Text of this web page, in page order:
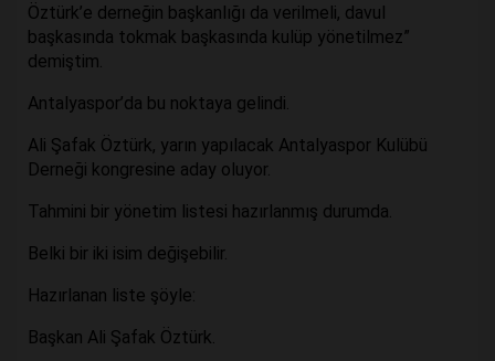
Öztürk’e derneğin başkanlığı da verilmeli, davul
başkasında tokmak başkasında kulüp yönetilmez”
demiştim.
Antalyaspor’da bu noktaya gelindi.
Ali Şafak Öztürk, yarın yapılacak Antalyaspor Kulübü
Derneği kongresine aday oluyor.
Tahmini bir yönetim listesi hazırlanmış durumda.
Belki bir iki isim değişebilir.
Hazırlanan liste şöyle:
Başkan Ali Şafak Öztürk.